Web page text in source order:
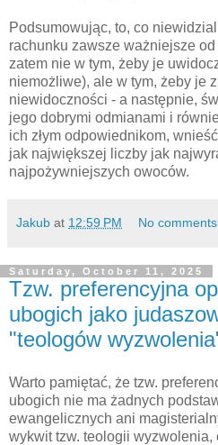
Podsumowując, to, co
rachunku zawsze ważniejsze
zatem nie w tym, żeby je
niemożliwe), ale w tym, żeby je
niewidoczności - a następnie,
jego dobrymi odmianami i
ich złym odpowiednikom,
jak największej liczby jak
najpożywniejszych owoców.
Jakub at 12:59 PM No
Saturday, October 11, 2025
Tzw. preferencyjna
ubogich jako
"teologów
Warto pamiętać, że tzw.
ubogich nie ma żadnych
ewangelicznych ani
wykwit tzw. teologii wyzwolenia,